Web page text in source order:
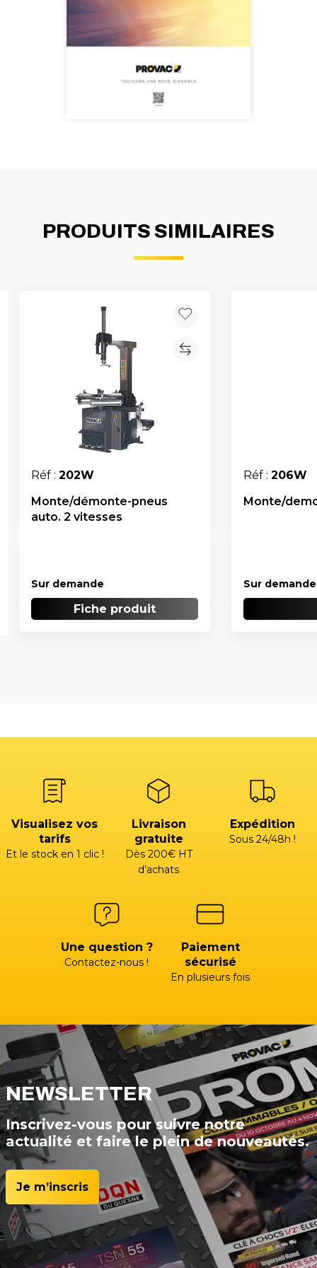
PRODUITS SIMILAIRES
Réf : 202W
Monte/démonte-pneus
auto. 2 vitesses
Sur demande
Fiche produit
Réf : 206W
Monte/
Sur demande
Visualisez vos
tarifs
Et le stock en 1 clic !
Livraison
gratuite
Dès 200€ HT
d’achats
Expédition
Sous 24/48h !
Une question ?
Contactez-nous !
Paiement
sécurisé
En plusieurs fois
NEWSLETTER
Inscrivez-vous pour suivre notre
actualité et faire le plein de nouveautés.
Je m’inscris